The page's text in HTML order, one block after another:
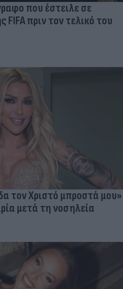
που έστειλε σε
πριν τον τελικό του
τον Χριστό μπροστά μου»
μετά τη νοσηλεία